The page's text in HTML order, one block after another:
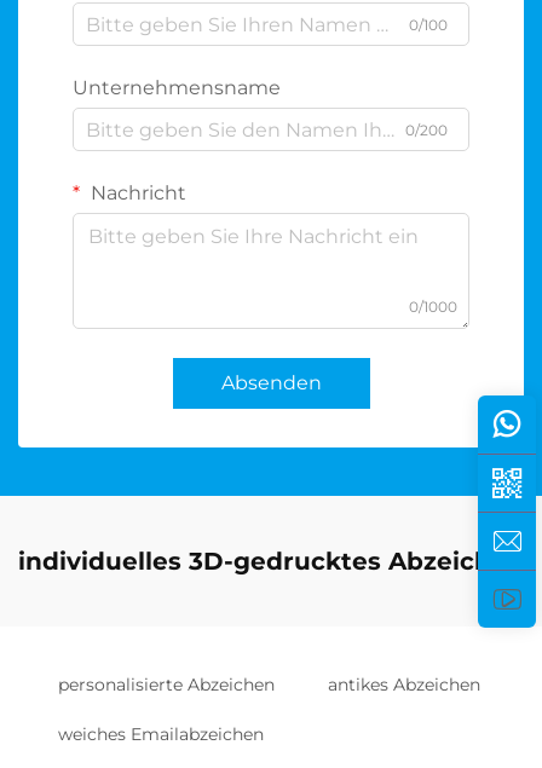
0/100
Unternehmensname
0/200
Nachricht
0/1000
Absenden
individuelles 3D-gedrucktes Abzeichen
personalisierte Abzeichen antikes Abzeichen
weiches Emailabzeichen